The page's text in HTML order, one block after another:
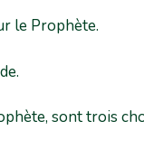
le Prophète.
sont trois